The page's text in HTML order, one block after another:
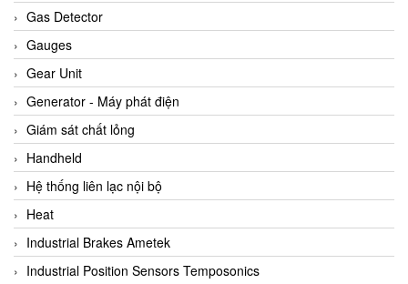
ARCA Regler
Arcos Hydraulik
Ardetem-Sfere-Vietnam
Argal
AS ENERGI
ASCO CO2
Asker
AT2E
ATC Pneumatic
ATEX System
Gas Detector
Gauges
Gear Unit
Generator - Máy phát điện
Giám sát chất lỏng
Handheld
Hệ thống liên lạc nội bộ
Heat
Industrial Brakes Ametek
Industrial Position Sensors Temposonics